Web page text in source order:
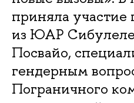
приняла участие
из ЮАР
Посвайо,
гендерным
Пограничного